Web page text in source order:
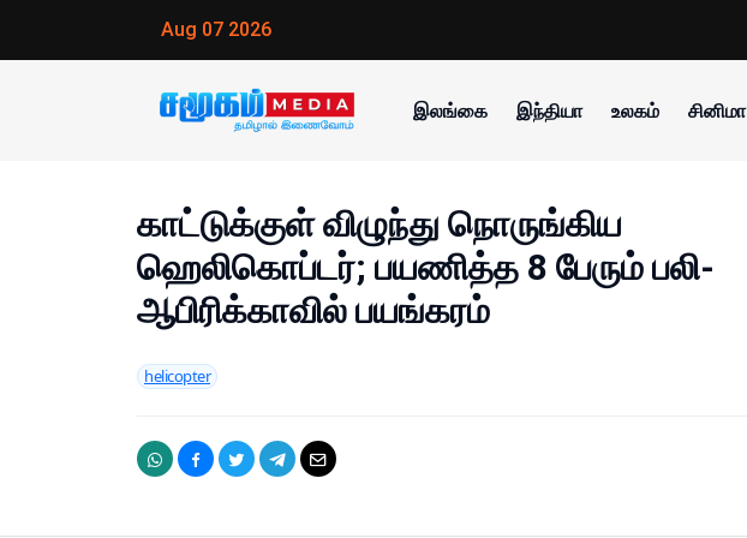
Aug 07 2026
இலங்கை இந்தியா உலகம் சினிமா
காட்டுக்குள் விழுந்து நொருங்கிய
ஹெலிகொப்டர்; பயணித்த 8 பேரும் பலி-
ஆபிரிக்காவில் பயங்கரம்
helicopter